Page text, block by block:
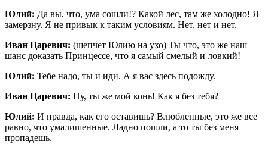
Юлий: Да вы, что, ума сошли!? Какой лес, там же холодно! Я
замерзну. Я не привык к таким условиям. Нет, нет и нет.
Иван Царевич: (шепчет Юлию на ухо) Ты что, это же наш
шанс доказать Принцессе, что я самый смелый и ловкий!
Юлий: Тебе надо, ты и иди. А я вас здесь подожду.
Иван Царевич: Ну, ты же мой конь! Как я без тебя?
Юлий: И правда, как его оставишь? Влюбленные, это же все
равно, что умалишенные. Ладно пошли, а то ты без меня
пропадешь.